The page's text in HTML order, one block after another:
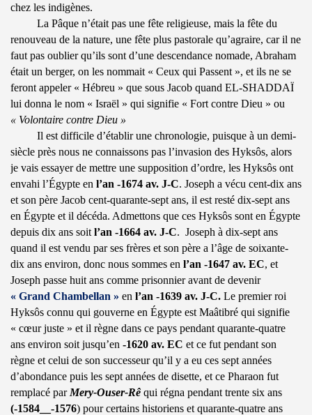
chez les indigènes.
La Pâque n’était pas une fête religieuse, mais la fête du
renouveau de la nature, une fête plus pastorale qu’agraire, car il ne
faut pas oublier qu’ils sont d’une descendance nomade, Abraham
était un berger, on les nommait « Ceux qui Passent », et ils ne se
feront appeler « Hébreu » que sous Jacob quand EL-SHADDAÏ
lui donna le nom « Israël » qui signifie « Fort contre Dieu » ou
« Volontaire contre Dieu »
Il est difficile d’établir une chronologie, puisque à un demi-
siècle près nous ne connaissons pas l’invasion des Hyksôs, alors
je vais essayer de mettre une supposition d’ordre, les Hyksôs ont
envahi l’Égypte en l’an -1674 av. J-C. Joseph a vécu cent-dix ans
et son père Jacob cent-quarante-sept ans, il est resté dix-sept ans
en Égypte et il décéda. Admettons que ces Hyksôs sont en Égypte
depuis dix ans soit l’an -1664 av. J-C. Joseph à dix-sept ans
quand il est vendu par ses frères et son père a l’âge de soixante-
dix ans environ, donc nous sommes en l’an -1647 av. EC, et
Joseph passe huit ans comme prisonnier avant de devenir
« Grand Chambellan » en l’an -1639 av. J-C.Le premier roi
Hyksôs connu qui gouverne en Égypte est Maâtibré qui signifie
« cœur juste » et il règne dans ce pays pendant quarante-quatre
ans environ soit jusqu’en -1620 av. EC et ce fut pendant son
règne et celui de son successeur qu’il y a eu ces sept années
d’abondance puis les sept années de disette, et ce Pharaon fut
remplacé par Mery-Ouser-Rêqui régna pendant trente six ans
(-1584__-1576) pour certains historiens et quarante-quatre ans